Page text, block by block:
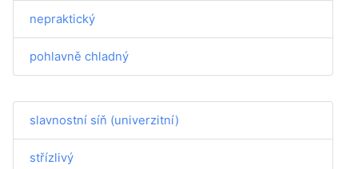
nepraktický
pohlavně chladný
slavnostní síň (univerzitní)
střízlivý